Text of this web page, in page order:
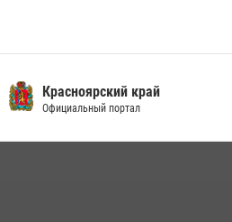
Железногорские росгвардецы получили
Красноярский край
Официальный портал